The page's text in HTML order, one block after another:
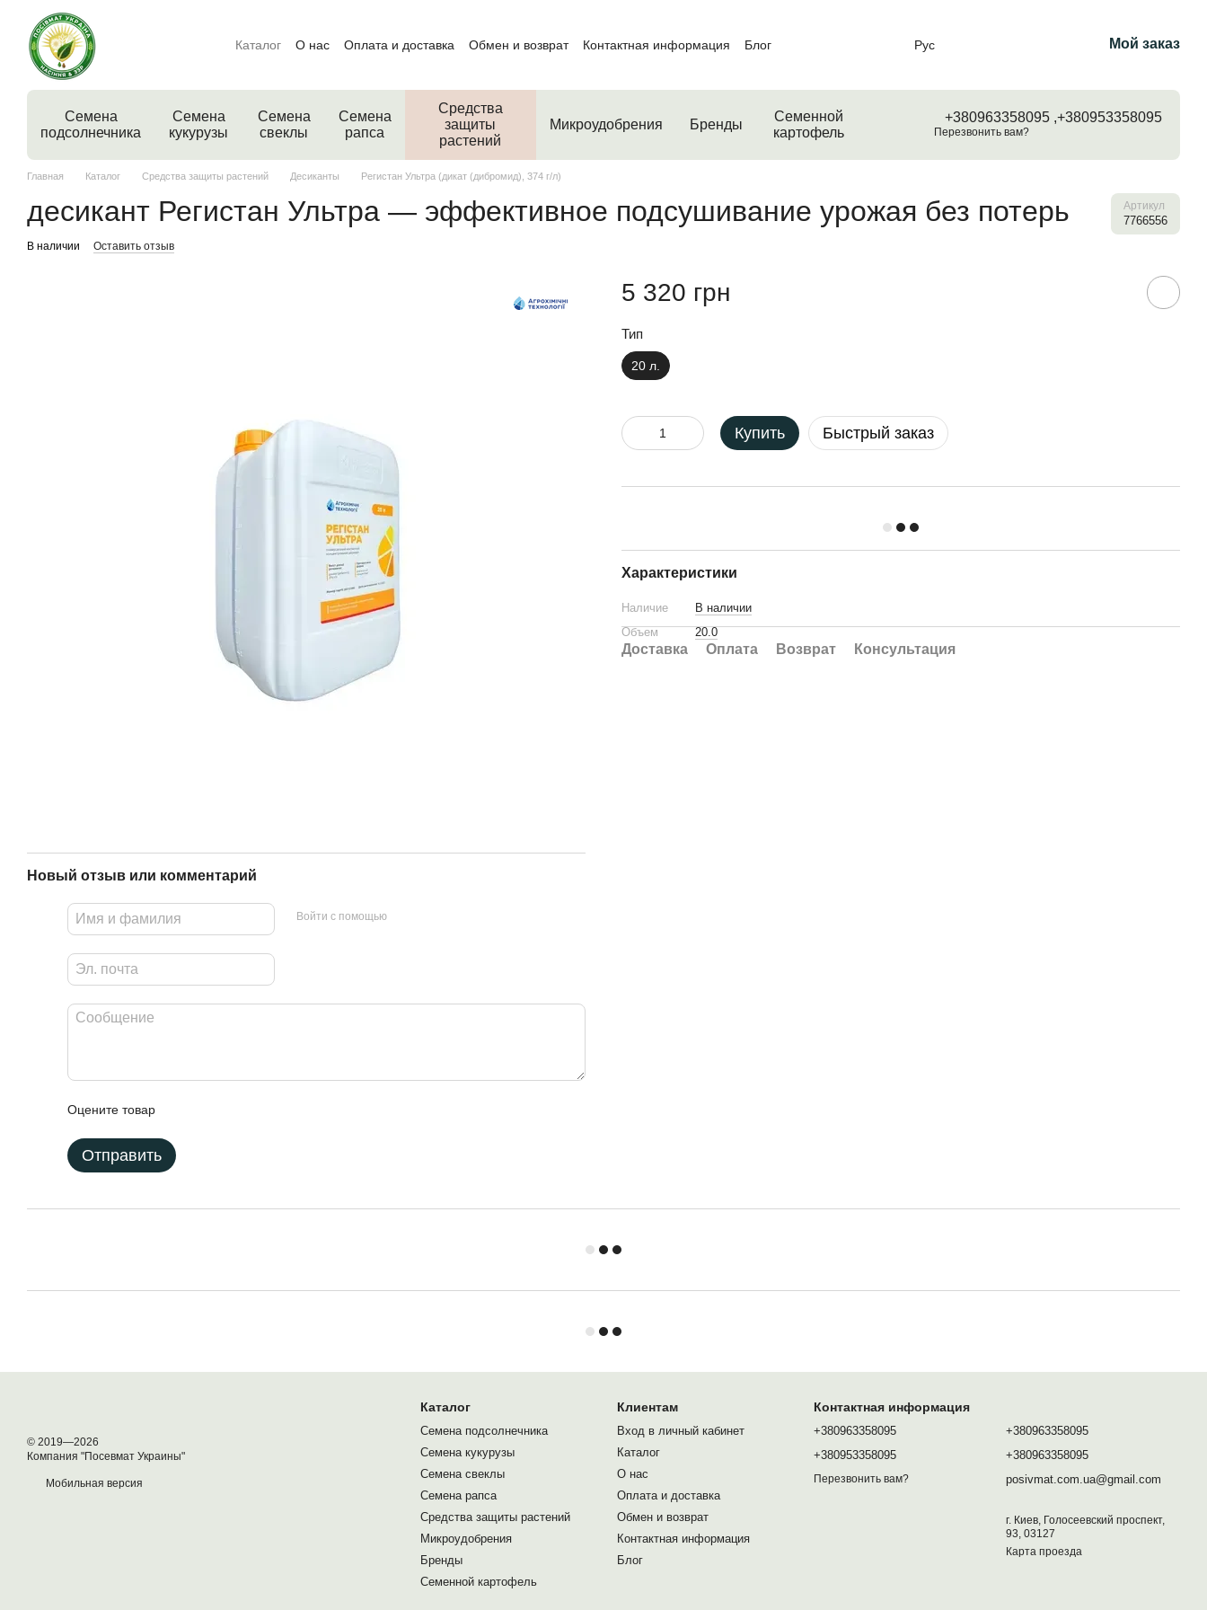
Перейти к основному контенту
Каталог О нас Оплата и доставка Обмен и возврат Контактная информация Блог Рус Мой заказ
Семена
подсолнечника
Семена
кукурузы
Семена
свеклы
Семена
рапса
Средства
защиты
растений
Микроудобрения Бренды
Семенной
картофель
+380963358095 ,+380953358095
Перезвонить вам?
Главная Каталог Средства защиты растений Десиканты Регистан Ультра (дикат (дибромид), 374 г/л)
десикант Регистан Ультра — эффективное подсушивание урожая без потерь Артикул
7766556
В наличии Оставить отзыв
Новый отзыв или комментарий
Войти с помощью
Оцените товар
Отправить
5 320 грн
Тип
20 л.
Купить Быстрый заказ
Характеристики
Наличие
В наличии
Объем
20.0
Доставка Оплата Возврат Консультация
© 2019—2026
Компания "Посевмат Украины"
Мобильная версия
Каталог
Семена подсолнечника
Семена кукурузы
Семена свеклы
Семена рапса
Средства защиты растений
Микроудобрения
Бренды
Семенной картофель
Клиентам
Вход в личный кабинет
Каталог
О нас
Оплата и доставка
Обмен и возврат
Контактная информация
Блог
Контактная информация
+380963358095
+380953358095
Перезвонить вам?
+380963358095
+380963358095
posivmat.com.ua@gmail.com
г. Киев, Голосеевский проспект,
93, 03127
Карта проезда